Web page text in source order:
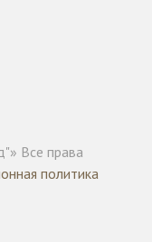
Все права
политика